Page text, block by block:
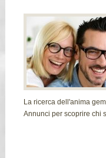
La ricerca dell'anima
Annunci per scoprire chi